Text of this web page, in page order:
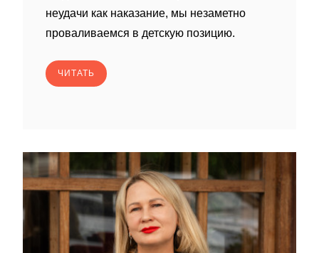
неудачи как наказание, мы незаметно
проваливаемся в детскую позицию.
ЧИТАТЬ